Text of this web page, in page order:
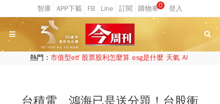
0
熱門： 市值型etf 股票股利怎麼算 esg是什麼 天氣 AI
台積電、鴻海已是送分題！台股衝